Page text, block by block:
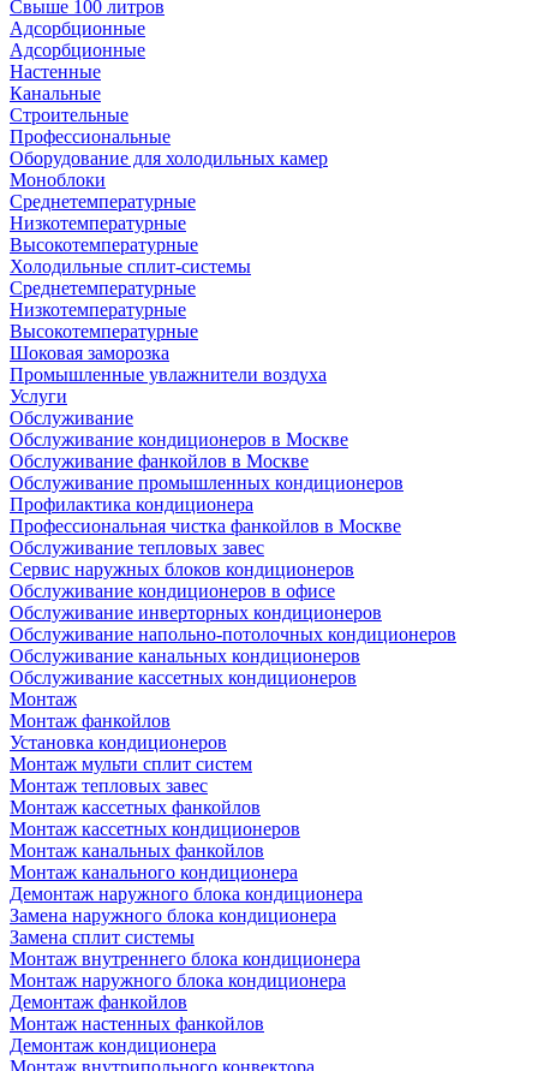
Свыше 100 литров
Адсорбционные
Адсорбционные
Настенные
Канальные
Строительные
Профессиональные
Оборудование для холодильных камер
Моноблоки
Среднетемпературные
Низкотемпературные
Высокотемпературные
Холодильные сплит-системы
Среднетемпературные
Низкотемпературные
Высокотемпературные
Шоковая заморозка
Промышленные увлажнители воздуха
Услуги
Обслуживание
Обслуживание кондиционеров в Москве
Обслуживание фанкойлов в Москве
Обслуживание промышленных кондиционеров
Профилактика кондиционера
Профессиональная чистка фанкойлов в Москве
Обслуживание тепловых завес
Сервис наружных блоков кондиционеров
Обслуживание кондиционеров в офисе
Обслуживание инверторных кондиционеров
Обслуживание напольно-потолочных кондиционеров
Обслуживание канальных кондиционеров
Обслуживание кассетных кондиционеров
Монтаж
Монтаж фанкойлов
Установка кондиционеров
Монтаж мульти сплит систем
Монтаж тепловых завес
Монтаж кассетных фанкойлов
Монтаж кассетных кондиционеров
Монтаж канальных фанкойлов
Монтаж канального кондиционера
Демонтаж наружного блока кондиционера
Замена наружного блока кондиционера
Замена сплит системы
Монтаж внутреннего блока кондиционера
Монтаж наружного блока кондиционера
Демонтаж фанкойлов
Монтаж настенных фанкойлов
Демонтаж кондиционера
Монтаж внутрипольного конвектора